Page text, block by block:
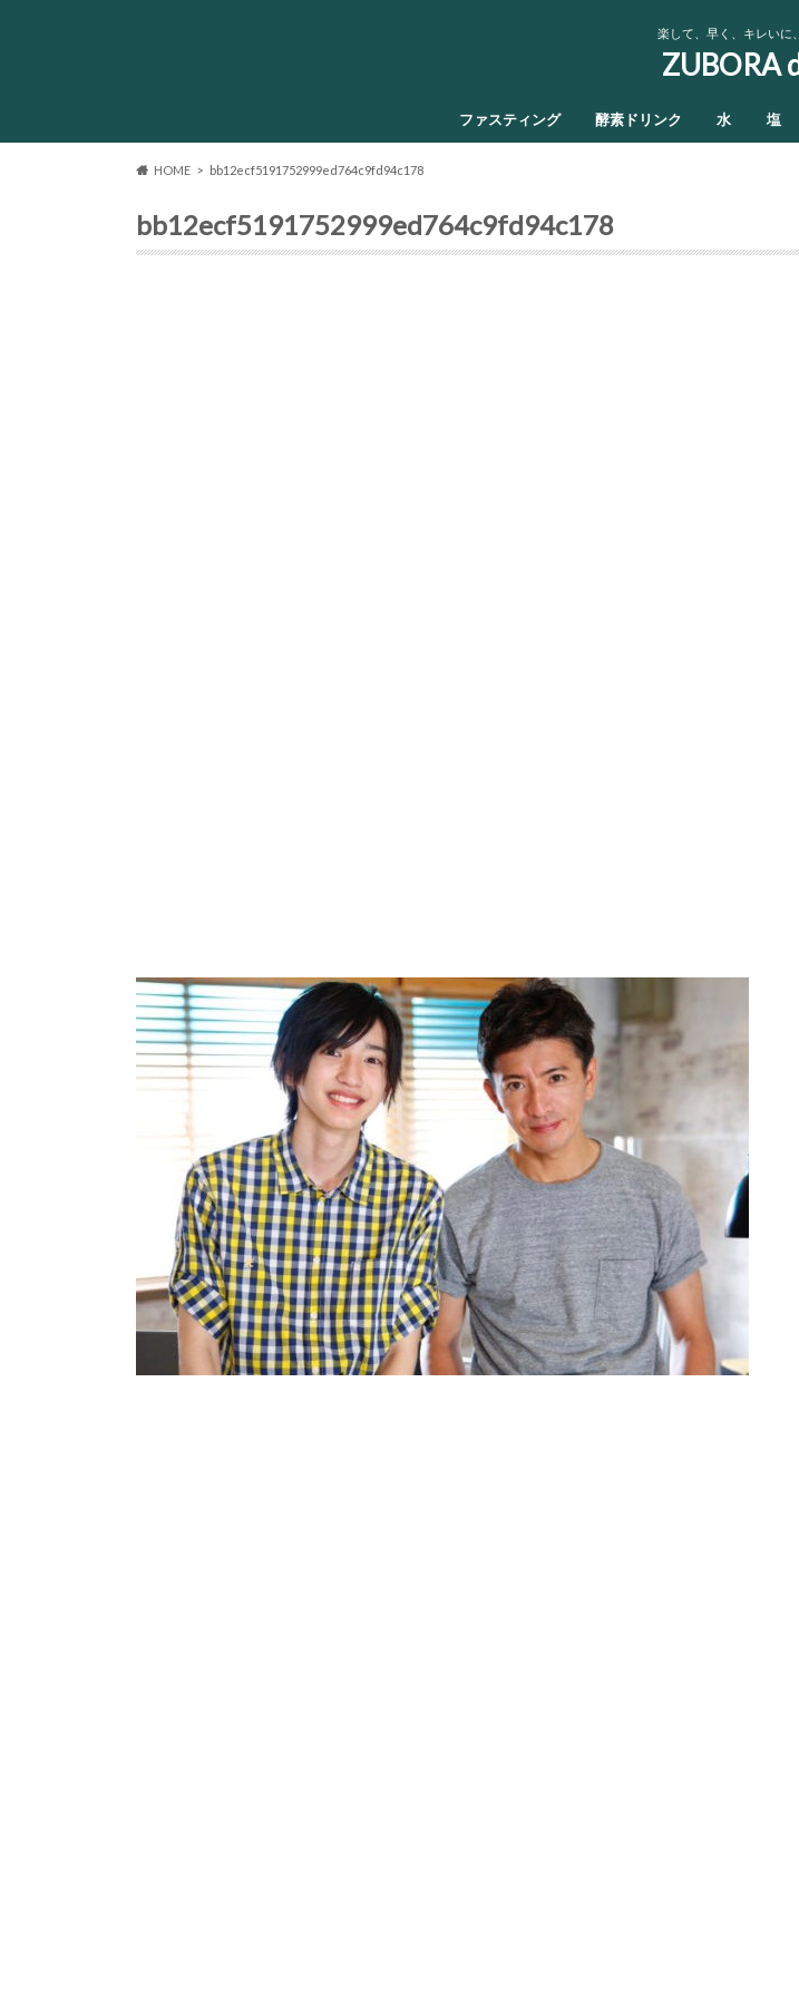
楽して、早く、キレいに
ZUBORA
ファスティング 酵素ドリンク 水 塩
HOME bb12ecf5191752999ed764c9fd94c178
bb12ecf5191752999ed764c9fd94c178